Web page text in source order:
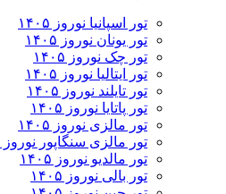
تور اسپانیا نوروز ۱۴۰۵
تور یونان نوروز ۱۴۰۵
تور چک نوروز ۱۴۰۵
تور ایتالیا نوروز ۱۴۰۵
تور تایلند نوروز ۱۴۰۵
تور پاتایا نوروز ۱۴۰۵
تور مالزی نوروز ۱۴۰۵
تور مالزی سنگاپور نوروز ۱۴۰۵
تور مالدیو نوروز ۱۴۰۵
تور بالی نوروز ۱۴۰۵